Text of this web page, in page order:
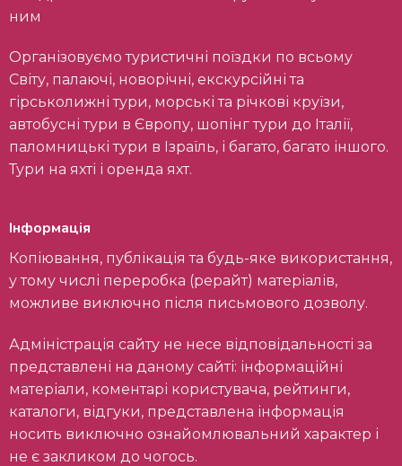
ним
Організовуємо туристичні поїздки по всьому
Світу, палаючі, новорічні, екскурсійні та
гірськолижні тури, морські та річкові круїзи,
автобусні тури в Європу, шопінг тури до Італії,
паломницькі тури в Ізраїль, і багато, багато іншого.
Тури на яхті і оренда яхт.
Інформація
Копіювання, публікація та будь-яке використання,
у тому числі переробка (рерайт) матеріалів,
можливе виключно після письмового дозволу.
Адміністрація сайту не несе відповідальності за
представлені на даному сайті: інформаційні
матеріали, коментарі користувача, рейтинги,
каталоги, відгуки, представлена інформація
носить виключно ознайомлювальний характер і
не є закликом до чогось.